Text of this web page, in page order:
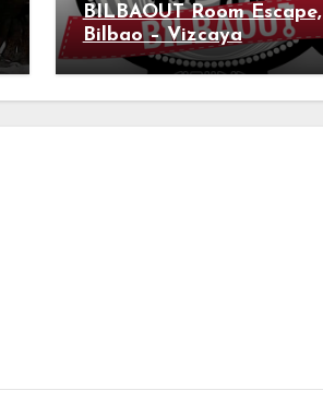
BILBAOUT Room Escape,
Bilbao – Vizcaya